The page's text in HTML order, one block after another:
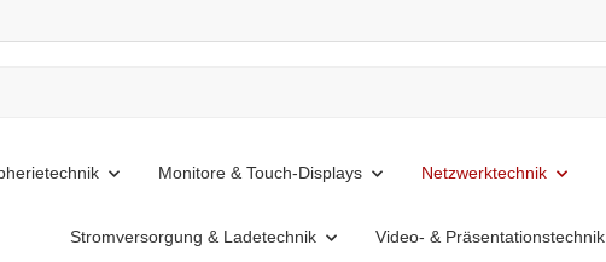
Monitore & Touch-Displays Netzwerktechnik
Stromversorgung & Ladetechnik Video- & Präsentationstechnik